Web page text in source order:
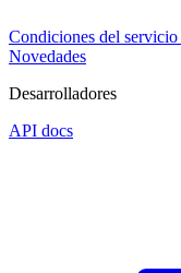
Condiciones del servicio
Novedades
Desarrolladores
API docs